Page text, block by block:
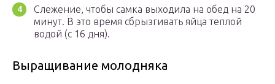
Слежение, чтобы самка выходила на обед на 20
минут. В это время сбрызгивать яйца теплой
водой (с 16 дня).
Выращивание молодняка